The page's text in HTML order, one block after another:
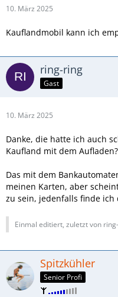
10. März 2025
Kauflandmobil kann ich
ring-ring
Gast
10. März 2025
Danke, die hatte ich auch
Kaufland mit dem
Das mit dem
meinen Karten, aber
zu sein, jedenfalls finde ich
Einmal editiert, zuletzt von
Spitzkühler
Senior Profi